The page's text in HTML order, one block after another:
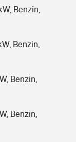
Benzin,
Benzin,
Benzin,
Benzin,